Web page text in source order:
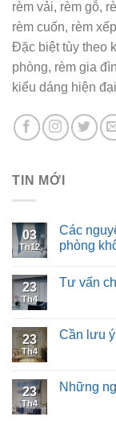
rèm vải, rèm gỗ,
rèm cuốn, rèm
Đặc biệt tùy theo
phòng, rèm gia
kiểu dáng hiện
TIN MỚI
03
Th12
Các
phòng
23
Th4
Tư vấn
23
Th4
Cần lưu
23
Th4
Những